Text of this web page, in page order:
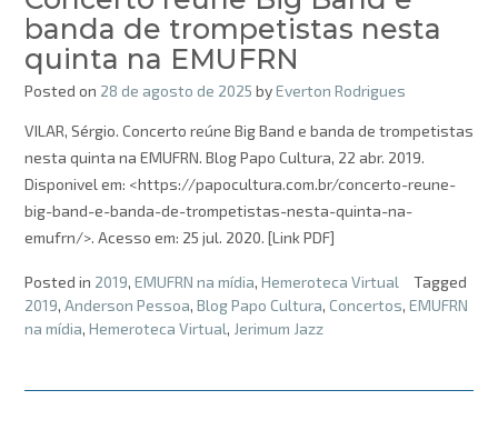
banda de trompetistas nesta
quinta na EMUFRN
Posted on 28 de agosto de 2025 byEverton Rodrigues
VILAR, Sérgio. Concerto reúne Big Band e banda de trompetistas
nesta quinta na EMUFRN. Blog Papo Cultura, 22 abr. 2019.
Disponivel em: <https://papocultura.com.br/concerto-reune-
big-band-e-banda-de-trompetistas-nesta-quinta-na-
emufrn/>. Acesso em: 25 jul. 2020. [Link PDF]
Posted in 2019, EMUFRN na mídia, Hemeroteca Virtual
Tagged
2019, Anderson Pessoa, Blog Papo Cultura, Concertos, EMUFRN
na mídia, Hemeroteca Virtual, Jerimum Jazz